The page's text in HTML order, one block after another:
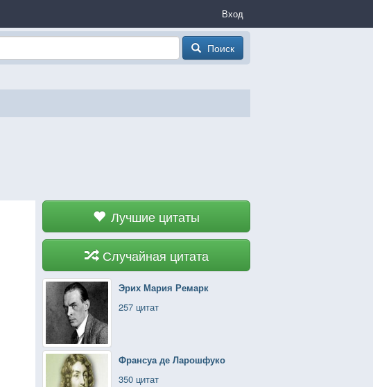
Вход
Поиск
Лучшие цитаты
Случайная цитата
Эрих Мария Ремарк
257 цитат
Франсуа де Ларошфуко
350 цитат